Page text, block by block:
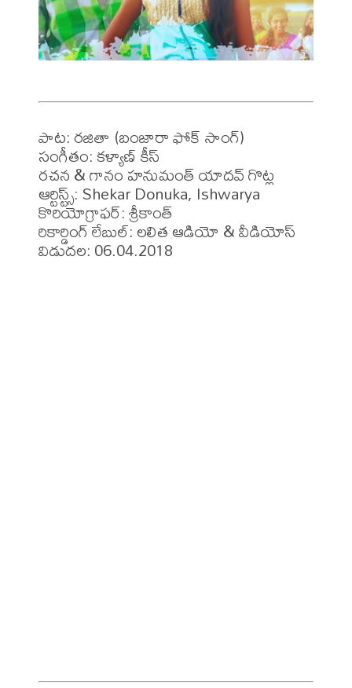
పాట: రజితా (బంజారా ఫోక్ సాంగ్)
సంగీతం: కళ్యాణ్ కీస్
రచన & గానం హనుమంత్ యాదవ్ గొట్ల
ఆర్టిస్ట్స్: Shekar Donuka, Ishwarya
కొరియోగ్రాఫర్: శ్రీకాంత్
రికార్డింగ్ లేబుల్: లలిత ఆడియో & వీడియోస్
విడుదల: 06.04.2018